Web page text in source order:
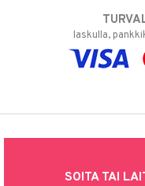
laskulla,
SOITA TAI